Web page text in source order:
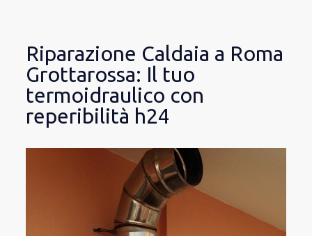
Riparazione Caldaia a Roma
Grottarossa: Il tuo
termoidraulico con
reperibilità h24